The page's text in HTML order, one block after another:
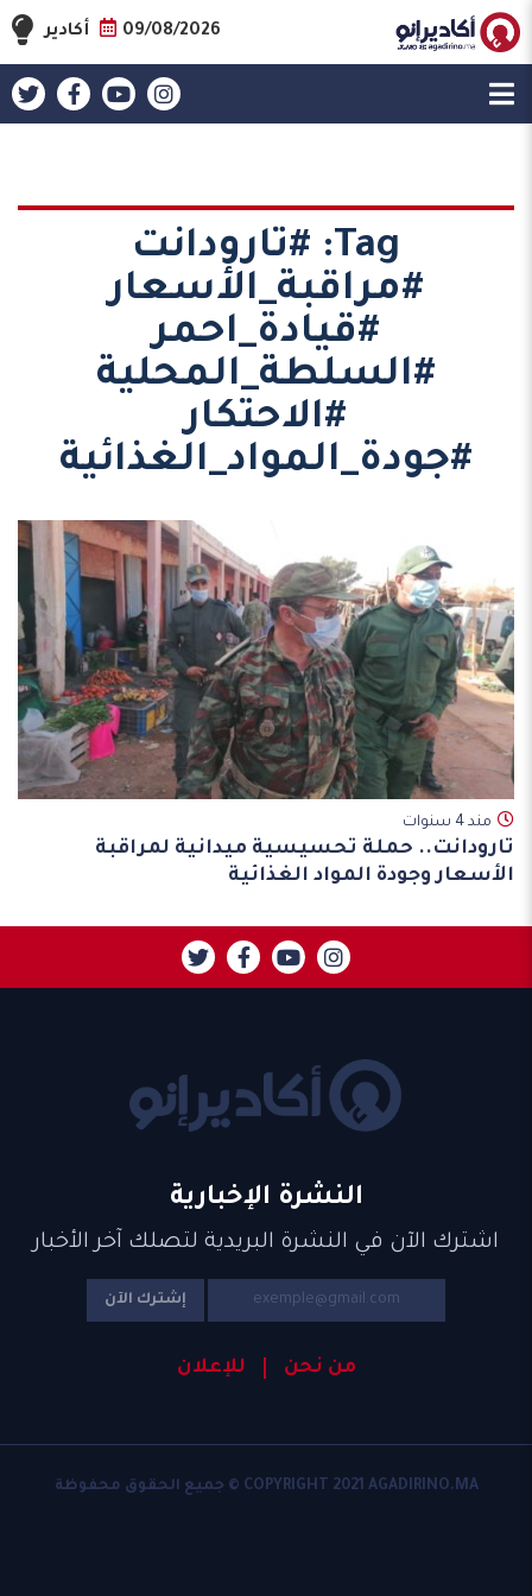
09/08/2026 أكادير
Tag:
#تارودانت
#مراقبة_الأسعار
#قيادة_احمر
#السلطة_المحلية
#الاحتكار
#جودة_المواد_الغذائية
مند 4 سنوات
تارودانت.. حملة تحسيسية ميدانية لمراقبة
الأسعار وجودة المواد الغذائية
النشرة الإخبارية
اشترك الآن في النشرة البريدية لتصلك آخر الأخبار
إشترك الآن
من نحن للإعلان
COPYRIGHT 2021 AGADIRINO.MA © جميع الحقوق محفوظة